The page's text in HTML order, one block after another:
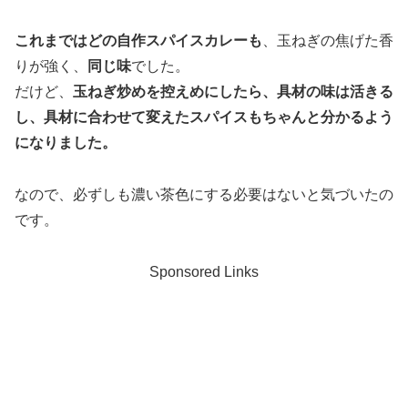
これまではどの自作スパイスカレーも
、玉ねぎの焦げた香
りが強く、
同じ味でした。
だけど、 玉ねぎ炒めを控えめにしたら、具材の味は活きる
し、具材に合わせて変えたスパイスもちゃんと分かるよう
になりました。
なので、必ずしも濃い茶色にする必要はないと気づいたの
です。
Sponsored Links